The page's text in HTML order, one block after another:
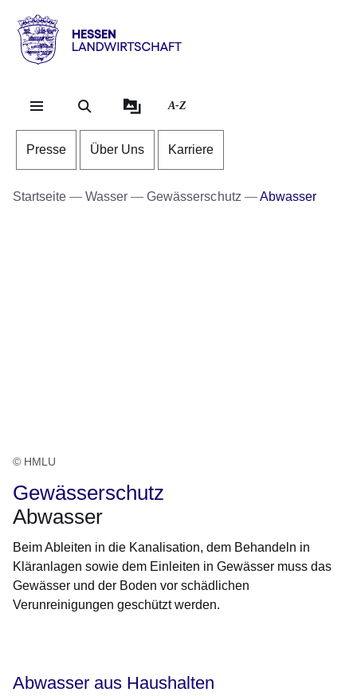
Hessen
Landwirtschaft
A-Z
Presse Über Uns Karriere
Startseite Wasser Gewässerschutz Abwasser
© HMLU
Gewässerschutz
Abwasser
Beim Ableiten in die Kanalisation, dem Behandeln in
Kläranlagen sowie dem Einleiten in Gewässer muss das
Gewässer und der Boden vor schädlichen
Verunreinigungen geschützt werden.
Abwasser aus Haushalten